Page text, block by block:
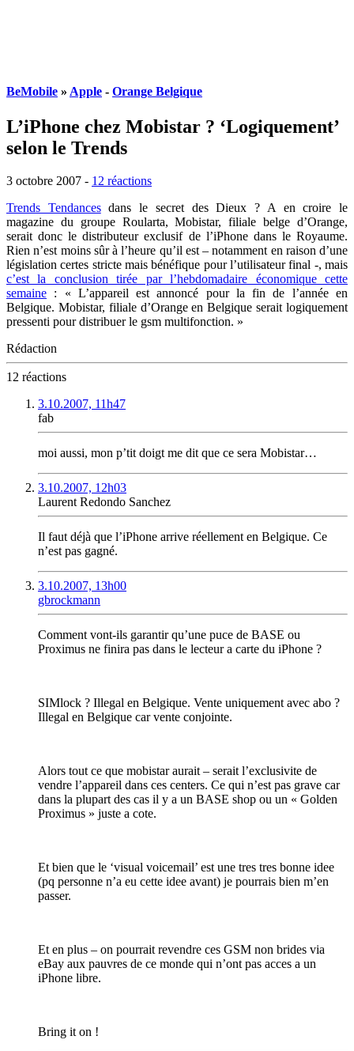
BeMobile » Apple - Orange Belgique
L’iPhone chez Mobistar ? ‘Logiquement’
selon le Trends
3 octobre 2007 - 12 réactions
Trends Tendancesdans le secret des Dieux ? A en croire le
magazine du groupe Roularta, Mobistar, filiale belge d’Orange,
serait donc le distributeur exclusif de l’iPhone dans le Royaume.
Rien n’est moins sûr à l’heure qu’il est – notamment en raison d’une
législation certes stricte mais bénéfique pour l’utilisateur final -, mais
c’est la conclusion tirée par l’hebdomadaire économique cette
semaine : « L’appareil est annoncé pour la fin de l’année en
Belgique. Mobistar, filiale d’Orange en Belgique serait logiquement
pressenti pour distribuer le gsm multifonction. »
Rédaction
12 réactions
3.10.2007, 11h47
fab
moi aussi, mon p’tit doigt me dit que ce sera Mobistar…
3.10.2007, 12h03
Laurent Redondo Sanchez
Il faut déjà que l’iPhone arrive réellement en Belgique. Ce
n’est pas gagné.
3.10.2007, 13h00
gbrockmann
Comment vont-ils garantir qu’une puce de BASE ou
Proximus ne finira pas dans le lecteur a carte du iPhone ?
SIMlock ? Illegal en Belgique. Vente uniquement avec abo ?
Illegal en Belgique car vente conjointe.
Alors tout ce que mobistar aurait – serait l’exclusivite de
vendre l’appareil dans ces centers. Ce qui n’est pas grave car
dans la plupart des cas il y a un BASE shop ou un « Golden
Proximus » juste a cote.
Et bien que le ‘visual voicemail’ est une tres tres bonne idee
(pq personne n’a eu cette idee avant) je pourrais bien m’en
passer.
Et en plus – on pourrait revendre ces GSM non brides via
eBay aux pauvres de ce monde qui n’ont pas acces a un
iPhone libre.
Bring it on !